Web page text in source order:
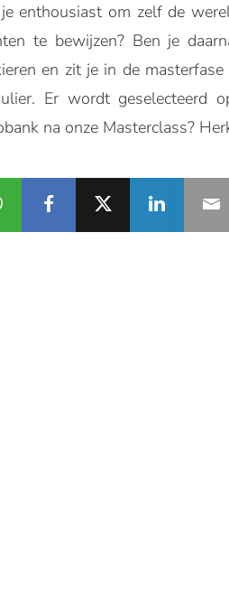
enthousiast om zelf de
te bewijzen? Ben je
en zit je in de
Er wordt geselecteerd
na onze Masterclass?